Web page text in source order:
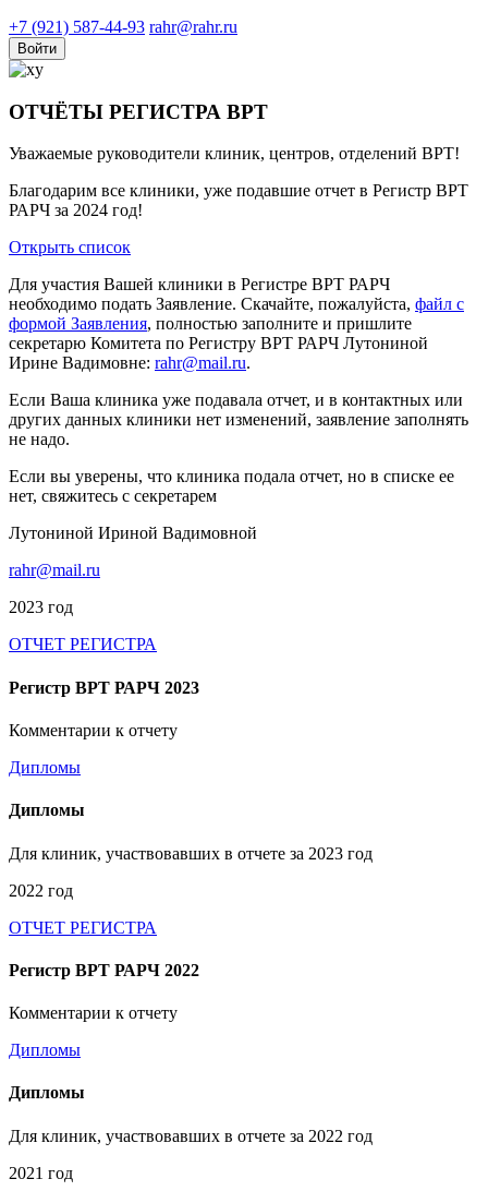
+7 (921) 587-44-93 rahr@rahr.ru
Войти
ОТЧЁТЫ РЕГИСТРА ВРТ
Уважаемые руководители клиник, центров, отделений ВРТ!
Благодарим все клиники, уже подавшие отчет в Регистр ВРТ
РАРЧ за 2024 год!
Открыть список
Для участия Вашей клиники в Регистре ВРТ РАРЧ
необходимо подать Заявление. Скачайте, пожалуйста, файл с
формой Заявления, полностью заполните и пришлите
секретарю Комитета по Регистру ВРТ РАРЧ Лутониной
Ирине Вадимовне: rahr@mail.ru.
Если Ваша клиника уже подавала отчет, и в контактных или
других данных клиники нет изменений, заявление заполнять
не надо.
Если вы уверены, что клиника подала отчет, но в списке ее
нет, свяжитесь с секретарем
Лутониной Ириной Вадимовной
rahr@mail.ru
2023 год
ОТЧЕТ РЕГИСТРА
Регистр ВРТ РАРЧ 2023
Комментарии к отчету
Дипломы
Дипломы
Для клиник, участвовавших в отчете за 2023 год
2022 год
ОТЧЕТ РЕГИСТРА
Регистр ВРТ РАРЧ 2022
Комментарии к отчету
Дипломы
Дипломы
Для клиник, участвовавших в отчете за 2022 год
2021 год